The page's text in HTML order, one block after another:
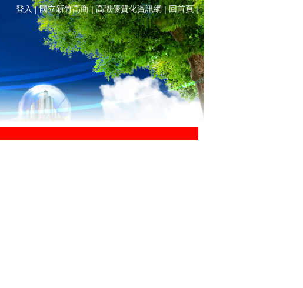
登入|國立新竹高商|高職優質化資訊網|回首頁|